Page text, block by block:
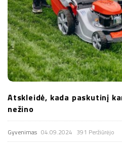
Atskleidė, kada paskutinį
nežino
Gyvenimas 04.09.2024 391 Peržiūrėjo